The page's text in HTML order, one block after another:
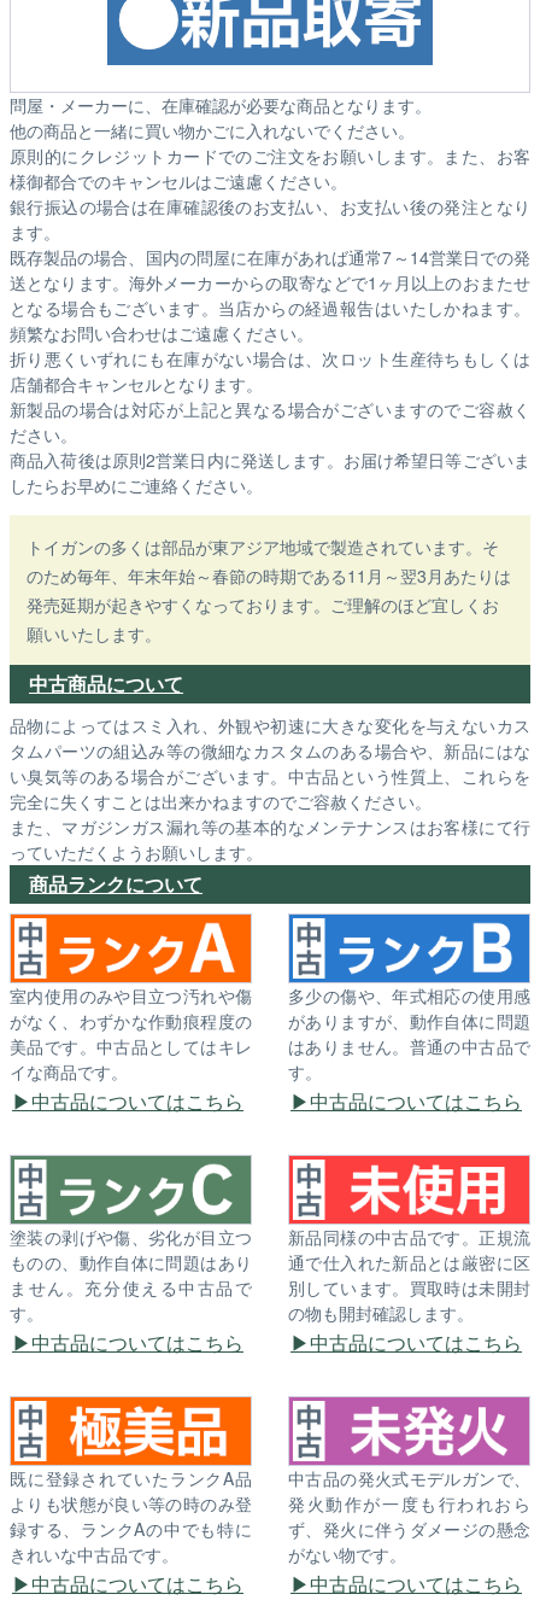
問屋・メーカーに、在庫確認が必要な商品となります。
他の商品と一緒に買い物かごに入れないでください。
原則的にクレジットカードでのご注文をお願いします。また、お客
様御都合でのキャンセルはご遠慮ください。
銀行振込の場合は在庫確認後のお支払い、お支払い後の発注となり
ます。
既存製品の場合、国内の問屋に在庫があれば通常7～14営業日での発
送となります。海外メーカーからの取寄などで1ヶ月以上のおまたせ
となる場合もございます。 当店からの経過報告はいたしかねます。
頻繁なお問い合わせはご遠慮ください。
折り悪くいずれにも在庫がない場合は、次ロット生産待ちもしくは
店舗都合キャンセルとなります。
新製品の場合は対応が上記と異なる場合がございますのでご容赦く
ださい。
商品入荷後は原則2営業日内に発送します。お届け希望日等ございま
したらお早めにご連絡ください。
トイガンの多くは部品が東アジア地域で製造されています。そ
のため毎年、年末年始～春節の時期である11月～翌3月あたりは
発売延期が起きやすくなっております。ご理解のほど宜しくお
願いいたします。
中古商品について
品物によってはスミ入れ、外観や初速に大きな変化を与えないカス
タムパーツの組込み等の微細なカスタムのある場合や、新品にはな
い臭気等のある場合がございます。中古品という性質上、これらを
完全に失くすことは出来かねますのでご容赦ください。
また、マガジンガス漏れ等の基本的なメンテナンスはお客様にて行
っていただくようお願いします。
商品ランクについて
室内使用のみや目立つ汚れや傷
がなく、わずかな作動痕程度の
美品です。中古品としてはキレ
イな商品です。
中古品についてはこちら
多少の傷や、年式相応の使用感
がありますが、動作自体に問題
はありません。普通の中古品で
す。
中古品についてはこちら
塗装の剥げや傷、劣化が目立つ
ものの、動作自体に問題はあり
ません。充分使える中古品で
す。
中古品についてはこちら
新品同様の中古品です。正規流
通で仕入れた新品とは厳密に区
別しています。買取時は未開封
の物も開封確認します。
中古品についてはこちら
既に登録されていたランクA品
よりも状態が良い等の時のみ登
録する、ランクAの中でも特に
きれいな中古品です。
中古品についてはこちら
中古品の発火式モデルガンで、
発火動作が一度も行われおら
ず、発火に伴うダメージの懸念
がない物です。
中古品についてはこちら